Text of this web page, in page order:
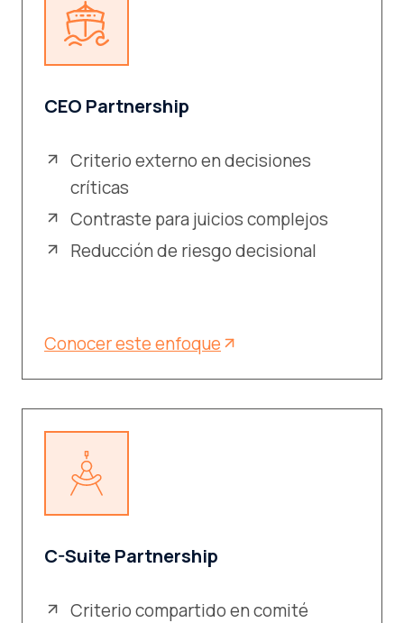
CEO Partnership
Criterio externo en decisiones
críticas
Contraste para juicios complejos
Reducción de riesgo decisional
Conocer este enfoque
C-Suite Partnership
Criterio compartido en comité